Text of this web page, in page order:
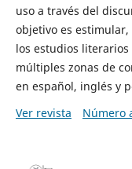
uso a través del
objetivo es
los estudios
múltiples zonas de
en español, inglés y
Ver revista
Número